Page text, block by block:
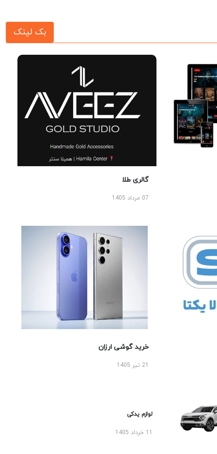
بک لینک
گالری طلا
07 مرداد 1405
خرید گوشی ارزان
لوازم یدکی